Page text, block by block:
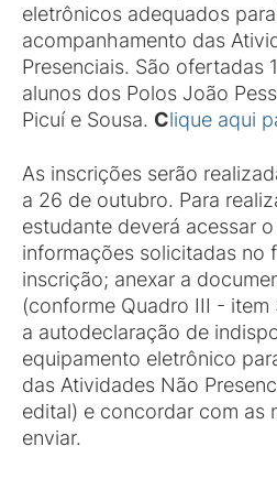
eletrônicos adequados
acompanhamento das
Presenciais. São ofertadas
alunos dos Polos João
Picuí e Sousa. Clique aqui
As inscrições serão
a 26 de outubro. Para
estudante deverá acessar
informações solicitadas no
inscrição; anexar a
(conforme Quadro III -
a autodeclaração de
equipamento eletrônico
das Atividades Não
edital) e concordar com as
enviar.